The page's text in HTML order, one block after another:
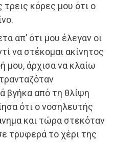
κόρες μου ότι ο
απ’ ότι μου έλεγαν οι
να στέκομαι ακίνητος
μου, άρχισα να κλαίω
βγήκα από τη θλίψη
ότι ο νοσηλευτής
και τώρα στεκόταν
τρυφερά το χέρι της